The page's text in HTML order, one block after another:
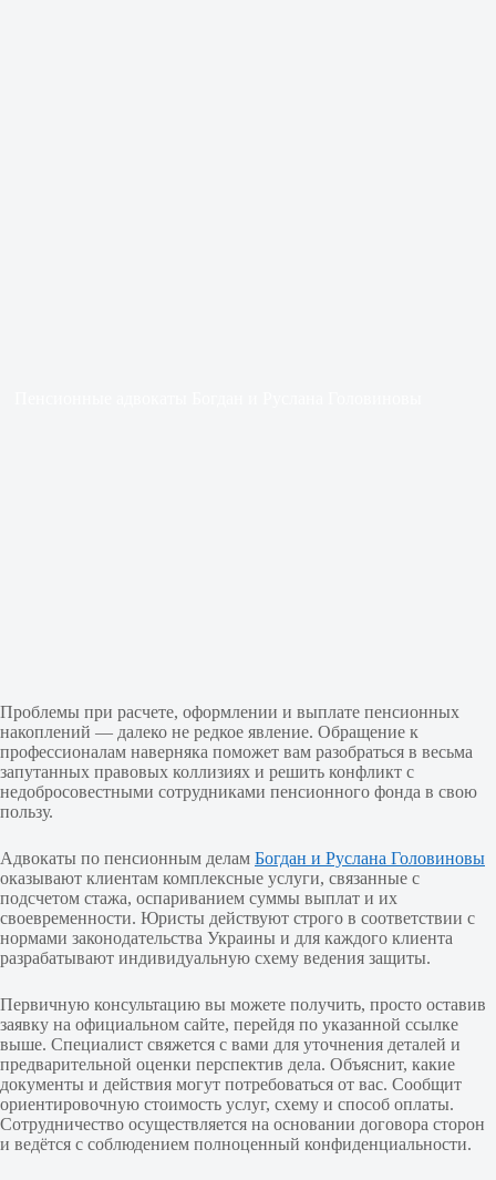
Проблемы при расчете, оформлении и выплате пенсионных
накоплений — далеко не редкое явление. Обращение к
профессионалам наверняка поможет вам разобраться в весьма
запутанных правовых коллизиях и решить конфликт с
недобросовестными сотрудниками пенсионного фонда в свою
пользу.
Адвокаты по пенсионным делам Богдан и Руслана Головиновы
оказывают клиентам комплексные услуги, связанные с
подсчетом стажа, оспариванием суммы выплат и их
своевременности. Юристы действуют строго в соответствии с
нормами законодательства Украины и для каждого клиента
разрабатывают индивидуальную схему ведения защиты.
Первичную консультацию вы можете получить, просто оставив
заявку на официальном сайте, перейдя по указанной ссылке
выше. Специалист свяжется с вами для уточнения деталей и
предварительной оценки перспектив дела. Объяснит, какие
документы и действия могут потребоваться от вас. Сообщит
ориентировочную стоимость услуг, схему и способ оплаты.
Сотрудничество осуществляется на основании договора сторон
и ведётся с соблюдением полноценный конфиденциальности.